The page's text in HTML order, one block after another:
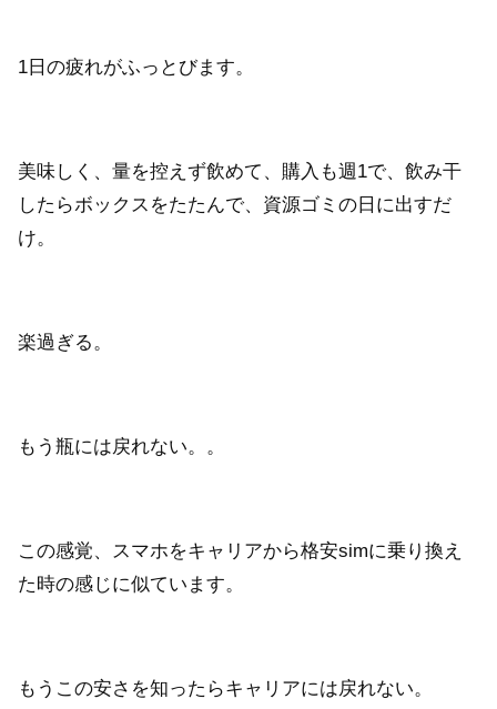
1日の疲れがふっとびます。
美味しく、量を控えず飲めて、購入も週1で、飲み干
したらボックスをたたんで、資源ゴミの日に出すだ
け。
楽過ぎる。
もう瓶には戻れない。。
この感覚、スマホをキャリアから格安simに乗り換え
た時の感じに似ています。
もうこの安さを知ったらキャリアには戻れない。